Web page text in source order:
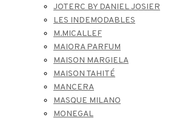
JOTERC BY DANIEL JOSIER
LES INDEMODABLES
M.MICALLEF
MAIORA PARFUM
MAISON MARGIELA
MAISON TAHITÉ
MANCERA
MASQUE MILANO
MONEGAL